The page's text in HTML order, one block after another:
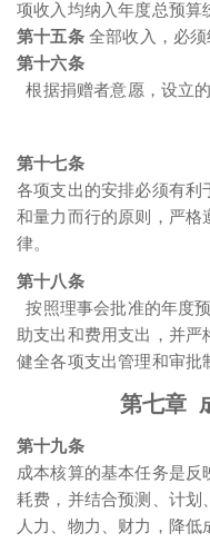
项收入均纳入年度总预算
第十五条全部收入，必须
第十六条
根据捐赠者意愿，设立
第十七条
各项支出的安排必须有利
和量力而行的原则，严格
律。
第十八条
按照理事会批准的年度
助支出和费用支出，并
健全各项支出管理和审批
第七章
第十九条
成本核算的基本任务是
耗费，并结合预测、计划
人力、物力、财力，降